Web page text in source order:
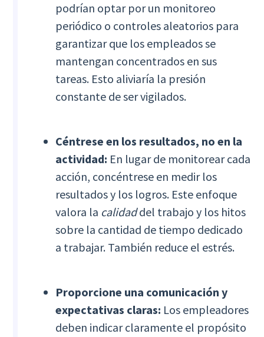
podrían optar por un monitoreo
periódico o controles aleatorios para
garantizar que los empleados se
mantengan concentrados en sus
tareas. Esto aliviaría la presión
constante de ser vigilados.
Céntrese en los resultados, no en la
actividad: En lugar de monitorear cada
acción, concéntrese en medir los
resultados y los logros. Este enfoque
valora la calidaddel trabajo y los hitos
sobre la cantidad de tiempo dedicado
a trabajar. También reduce el estrés.
Proporcione una comunicación y
expectativas claras: Los empleadores
deben indicar claramente el propósito